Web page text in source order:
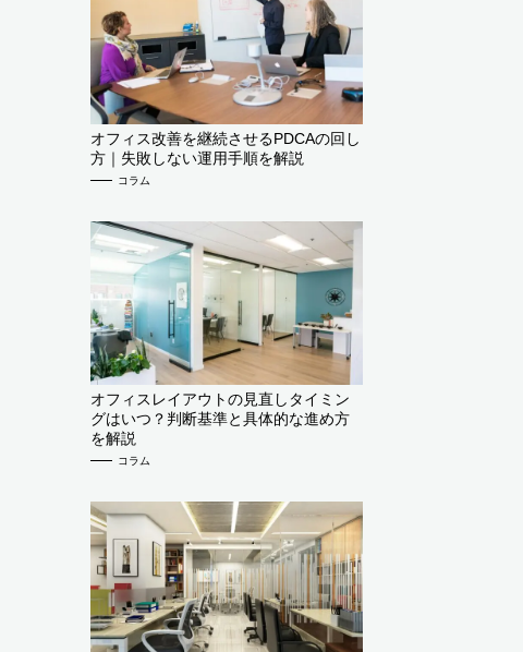
オフィス改善を継続させるPDCAの回し
方｜失敗しない運用手順を解説
コラム
オフィスレイアウトの見直しタイミン
グはいつ？判断基準と具体的な進め方
を解説
コラム